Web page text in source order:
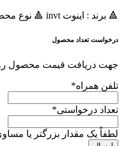
🔺 برند : اینوت invt 🔺 نوع محصول : اينورتر 7.5 کیلووات سه فاز 🔺 کد فنی اینورتر : GD27-7R5G-4-B 🔺 سری اینورتر : اينورتر GD27
درخواست تعداد محصول
جهت دریافت قیمت محصول روی
تلفن همراه*
تعداد درخواستی*
لطفاً یک مقدار بزرگتر یا